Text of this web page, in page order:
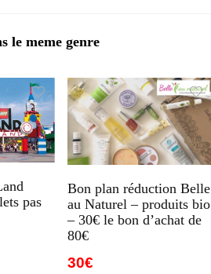
le meme genre
pas
Bon plan réduction Belle
au Naturel – produits bio
– 30€ le bon d’achat de
80€
30€